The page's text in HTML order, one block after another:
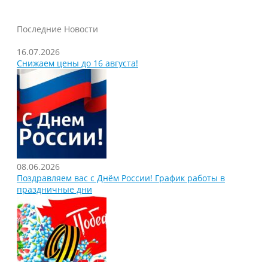
Последние Новости
16.07.2026
Снижаем цены до 16 августа!
08.06.2026
Поздравляем вас с Днём России! График работы в
праздничные дни